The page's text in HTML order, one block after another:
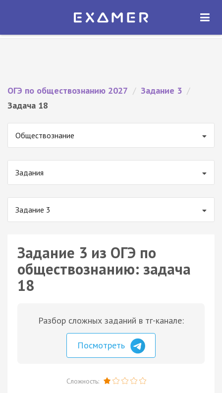
Экзамер — ЕГЭ 2027
ОТКРЫТЬ
ОГЭ по обществознанию 2027 / Задание 3 /
Задача 18
Обществознание
Задания
Задание 3
Задание 3 из ОГЭ по
обществознанию: задача
18
Разбор сложных заданий в тг-канале:
Посмотреть
Сложность: